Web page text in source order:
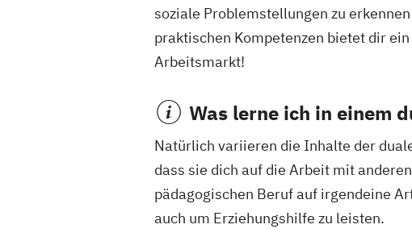
soziale Problemstellungen zu
praktischen Kompetenzen bietet dir
Arbeitsmarkt!
Was lerne ich in einem
Natürlich variieren die Inhalte der
dass sie dich auf die Arbeit mit
pädagogischen Beruf auf irgendeine
auch um Erziehungshilfe zu leisten.